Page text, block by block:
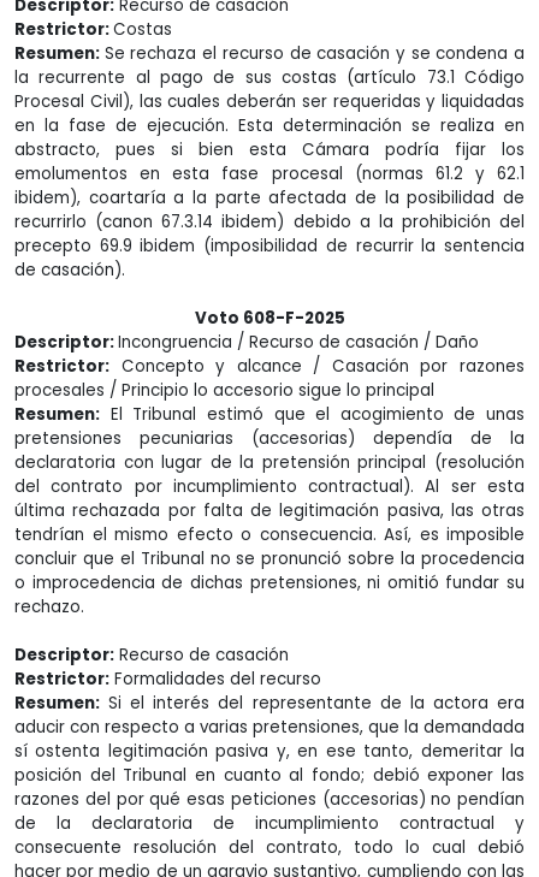
Descriptor: Recurso de casación
Restrictor:Costas
Resumen: Se rechaza el recurso de casación y se condena a
la recurrente al pago de sus costas (artículo 73.1 Código
Procesal Civil), las cuales deberán ser requeridas y liquidadas
en la fase de ejecución. Esta determinación se realiza en
abstracto, pues si bien esta Cámara podría fijar los
emolumentos en esta fase procesal (normas 61.2 y 62.1
ibidem), coartaría a la parte afectada de la posibilidad de
recurrirlo (canon 67.3.14 ibidem) debido a la prohibición del
precepto 69.9 ibidem (imposibilidad de recurrir la sentencia
de casación).
Voto 608-F-2025
Descriptor:Incongruencia / Recurso de casación / Daño
Restrictor: Concepto y alcance / Casación por razones
procesales / Principio lo accesorio sigue lo principal
Resumen: El Tribunal estimó que el acogimiento de unas
pretensiones pecuniarias (accesorias) dependía de la
declaratoria con lugar de la pretensión principal (resolución
del contrato por incumplimiento contractual). Al ser esta
última rechazada por falta de legitimación pasiva, las otras
tendrían el mismo efecto o consecuencia. Así, es imposible
concluir que el Tribunal no se pronunció sobre la procedencia
o improcedencia de dichas pretensiones, ni omitió fundar su
rechazo.
Descriptor: Recurso de casación
Restrictor: Formalidades del recurso
Resumen: Si el interés del representante de la actora era
aducir con respecto a varias pretensiones, que la demandada
sí ostenta legitimación pasiva y, en ese tanto, demeritar la
posición del Tribunal en cuanto al fondo; debió exponer las
razones del por qué esas peticiones (accesorias) no pendían
de la declaratoria de incumplimiento contractual y
consecuente resolución del contrato, todo lo cual debió
hacer por medio de un agravio sustantivo, cumpliendo con las